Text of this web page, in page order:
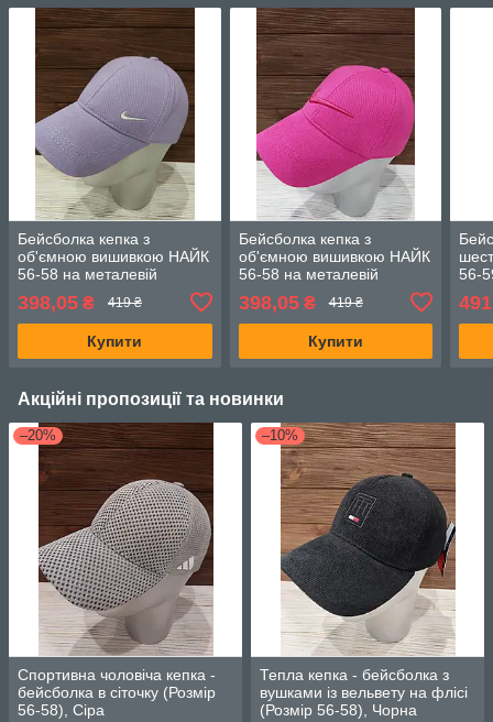
Бейсболка кепка з
об'ємною вишивкою НАЙК
56-58 на металевій
398,05 ₴ 419 ₴
Купити
Бейсболка кепка з
об'ємною вишивкою НАЙК
56-58 на металевій
398,05₴ 419 ₴
Купити
56-
Акційні пропозиції та новинки
–20%
Спортивна чоловіча кепка -
бейсболка в сіточку (Розмір
56-58), Сіра
–10%
Тепла кепка - бейсболка з
вушками із вельвету на флісі
(Розмір 56-58), Чорна